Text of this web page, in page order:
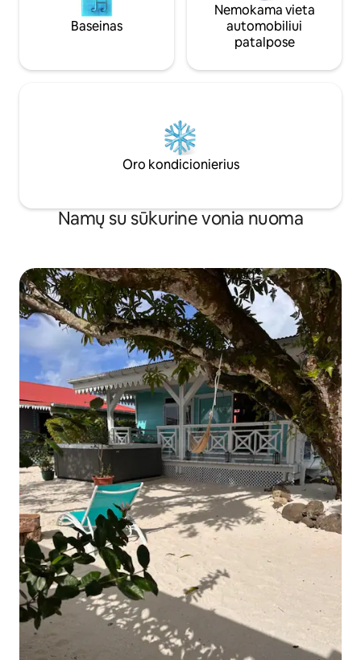
Baseinas
Nemokama vieta
automobiliui
patalpose
Oro kondicionierius
Namų su sūkurine vonia nuoma